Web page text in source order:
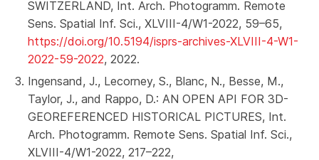
SWITZERLAND, Int. Arch. Photogramm. Remote
Sens. Spatial Inf. Sci., XLVIII-4/W1-2022, 59–65,
https://doi.org/10.5194/isprs-archives-XLVIII-4-W1-
2022-59-2022, 2022.
Ingensand, J., Lecorney, S., Blanc, N., Besse, M.,
Taylor, J., and Rappo, D.: AN OPEN API FOR 3D-
GEOREFERENCED HISTORICAL PICTURES, Int.
Arch. Photogramm. Remote Sens. Spatial Inf. Sci.,
XLVIII-4/W1-2022, 217–222,